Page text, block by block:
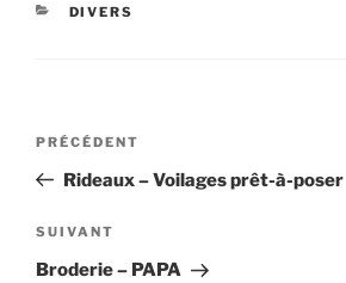
CATÉGORIES
DIVERS
Navigation
l’article
Article
précédent
PRÉCÉDENT
Rideaux – Voilages prêt-à-poser
Article
suivant
SUIVANT
Broderie – PAPA